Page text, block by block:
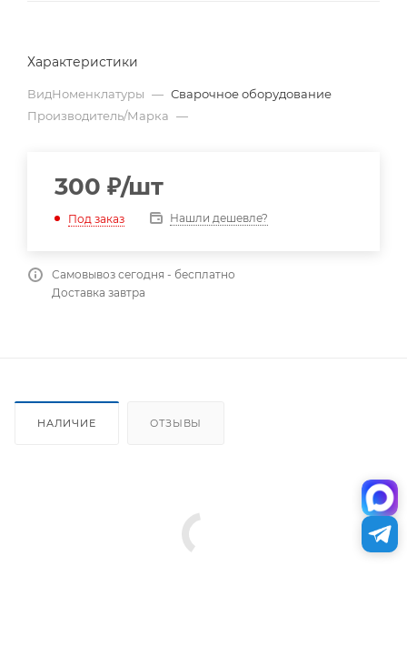
Характеристики
ВидНоменклатуры — Сварочное оборудование
Производитель/Марка —
300 ₽/шт
Под заказ Нашли дешевле?
Самовывоз сегодня - бесплатно
Доставка завтра
НАЛИЧИЕ ОТЗЫВЫ